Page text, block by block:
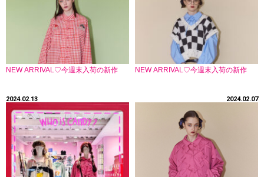
NEW ARRIVAL♡今週末入荷の新作 NEW ARRIVAL♡今週末入荷の新作
2024.02.13 2024.02.07